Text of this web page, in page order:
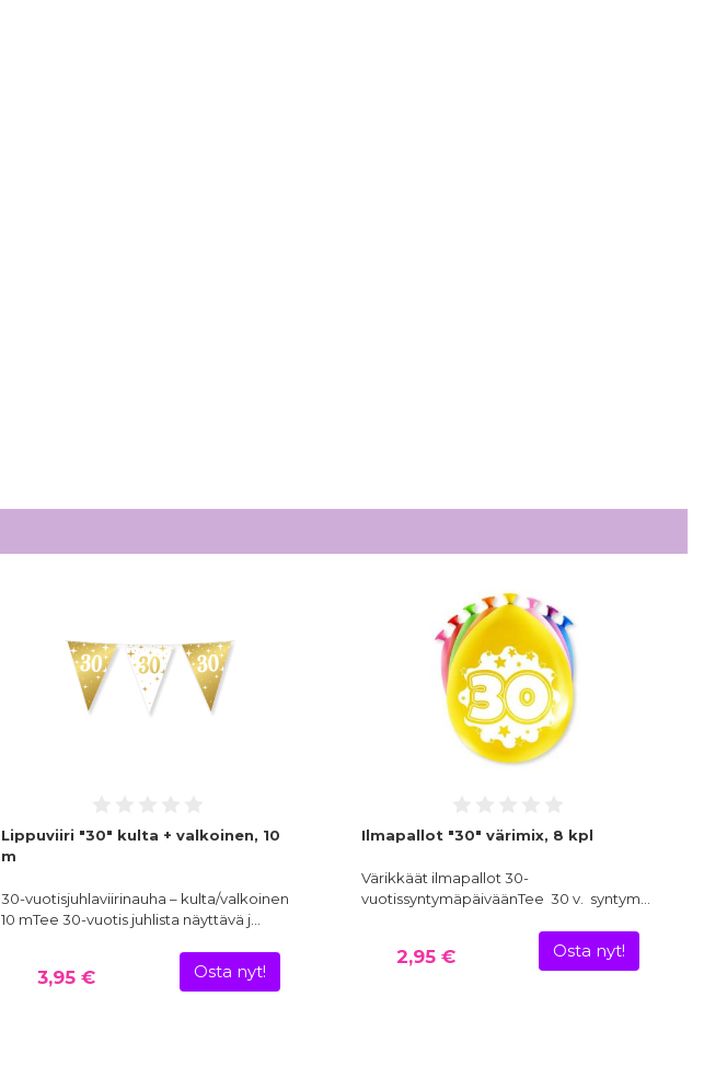
Lippuviiri "30" kulta + valkoinen, 10
m
30-vuotisjuhlaviirinauha – kulta/valkoinen
10 mTee 30-vuotis juhlista näyttävä j…
3,95 € Osta nyt!
Ilmapallot "30" värimix, 8 kpl
Värikkäät ilmapallot 30-
vuotissyntymäpäiväänTee 30 v. syntym…
2,95 € Osta nyt!